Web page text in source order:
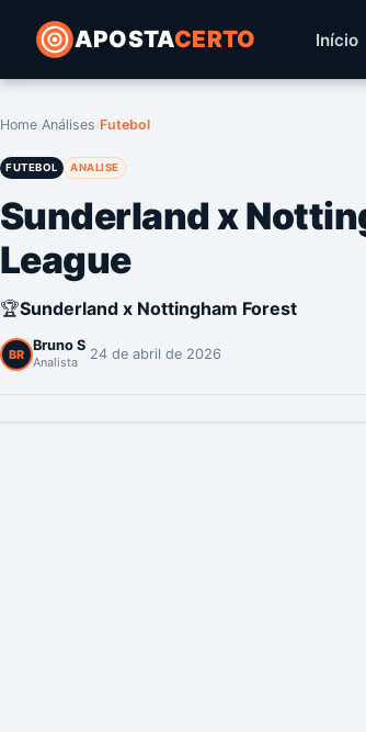
APOSTACERTO Início
Home Análises Futebol
FUTEBOL ANALISE
Sunderland x
League
🏆Sunderland x Nottingham Forest
BR
Bruno S
Analista 24 de abril de 2026